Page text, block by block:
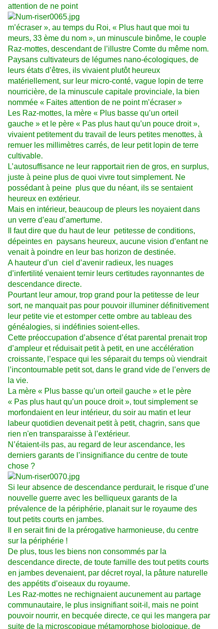
attention de ne point
m’écraser », au temps du Roi, « Plus haut que moi tu
meurs, 33 ème du nom », un minuscule binôme, le couple
Raz-mottes, descendant de l’illustre Comte du même nom.
Paysans cultivateurs de légumes nano-écologiques, de
leurs états d’êtres, ils vivaient plutôt heureux
matériellement, sur leur micro-conté, vague lopin de terre
nourricière, de la minuscule capitale provinciale, la bien
nommée « Faites attention de ne point m’écraser »
Les Raz-mottes, la mère « Plus basse qu’un orteil
gauche » et le père « Pas plus haut qu’un pouce droit »,
vivaient petitement du travail de leurs petites menottes, à
remuer les millimètres carrés, de leur petit lopin de terre
cultivable.
L’autosuffisance ne leur rapportait rien de gros, en surplus,
juste à peine plus de quoi vivre tout simplement. Ne
possédant à peine plus que du néant, ils se sentaient
heureux en extérieur.
Mais en intérieur, beaucoup de pleurs les noyaient dans
un verre d’eau d’amertume.
Il faut dire que du haut de leur petitesse de conditions,
dépeintes en paysans heureux, aucune vision d’enfant ne
venait à poindre en leur bas horizon de destinée.
A hauteur d’un ciel d’avenir radieux, les nuages
d’infertilité venaient ternir leurs certitudes rayonnantes de
descendance directe.
Pourtant leur amour, trop grand pour la petitesse de leur
sort, ne manquait pas pour pouvoir illuminer définitivement
leur petite vie et estomper cette ombre au tableau des
généalogies, si indéfinies soient-elles.
Cette préoccupation d’absence d’état parental prenait trop
d’ampleur et réduisait petit à petit, en une accélération
croissante, l’espace qui les séparait du temps où viendrait
l’incontournable petit sot, dans le grand vide de l’envers de
la vie.
La mère « Plus basse qu’un orteil gauche » et le père
« Pas plus haut qu’un pouce droit », tout simplement se
morfondaient en leur intérieur, du soir au matin et leur
labeur quotidien devenait petit à petit, chagrin, sans que
rien n'en transparaisse à l’extérieur.
N’étaient-ils pas, au regard de leur ascendance, les
derniers garants de l’insignifiance du centre de toute
chose ?
Si leur absence de descendance perdurait, le risque d’une
nouvelle guerre avec les belliqueux garants de la
prévalence de la périphérie, planait sur le royaume des
tout petits courts en jambes.
Il en serait fini de la prérogative harmonieuse, du centre
sur la périphérie !
De plus, tous les biens non consommés par la
descendance directe, de toute famille des tout petits courts
en jambes devenaient, par décret royal, la pâture naturelle
des appétits d’oiseaux du royaume.
Les Raz-mottes ne rechignaient aucunement au partage
communautaire, le plus insignifiant soit-il, mais ne point
pouvoir nourrir, en becquée directe, ce qui les mangera par
suite de la microscopique métamorphose biologique, de